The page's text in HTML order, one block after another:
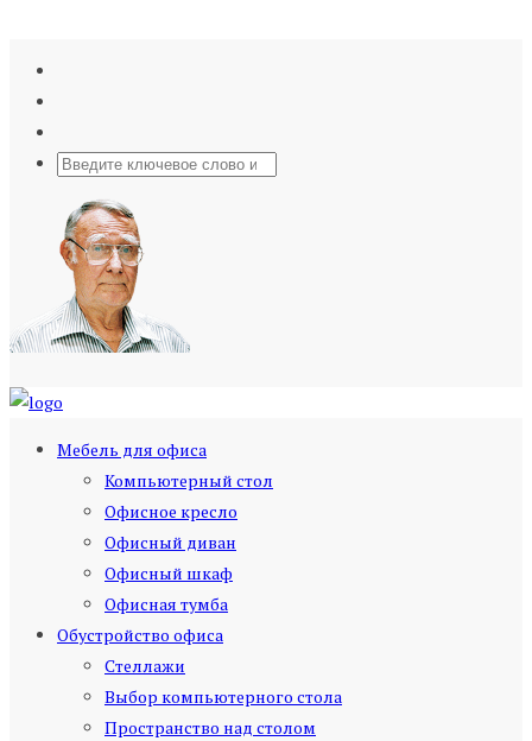
Мебель для офиса
Компьютерный стол
Офисное кресло
Офисный диван
Офисный шкаф
Офисная тумба
Обустройство офиса
Стеллажи
Выбор компьютерного стола
Пространство над столом